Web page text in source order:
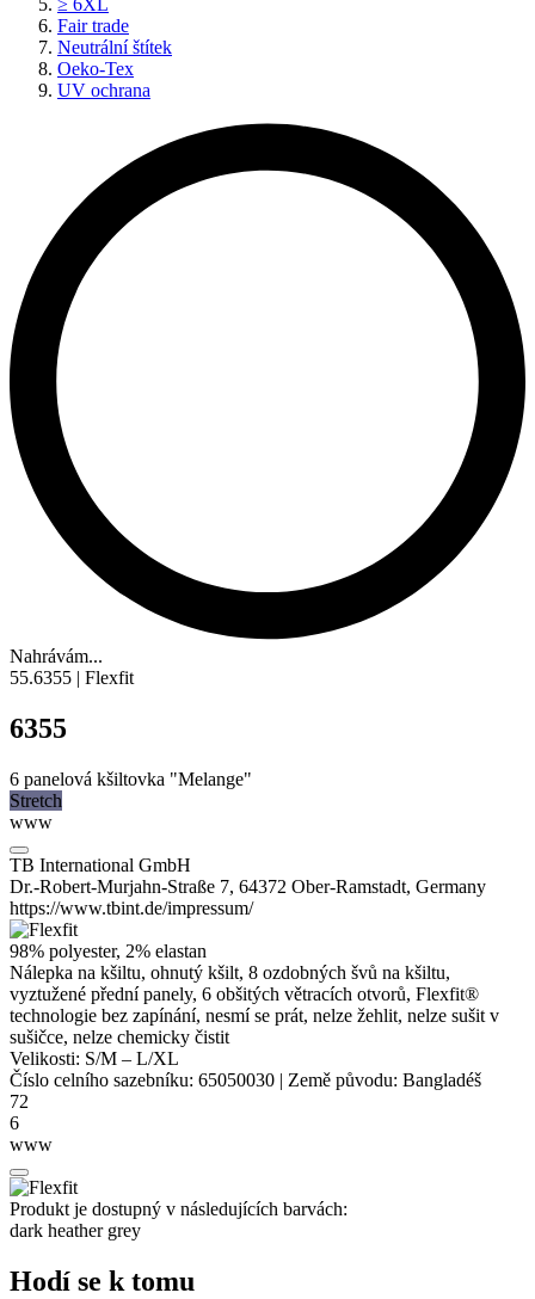
≥ 6XL
Fair trade
Neutrální štítek
Oeko-Tex
UV ochrana
Nahrávám...
55.6355 | Flexfit
6355
6 panelová kšiltovka "Melange"
Stretch
www
TB International GmbH
Dr.-Robert-Murjahn-Straße 7, 64372 Ober-Ramstadt, Germany
https://www.tbint.de/impressum/
98% polyester, 2% elastan
Nálepka na kšiltu, ohnutý kšilt, 8 ozdobných švů na kšiltu,
vyztužené přední panely, 6 obšitých větracích otvorů, Flexfit®
technologie bez zapínání, nesmí se prát, nelze žehlit, nelze sušit v
sušičce, nelze chemicky čistit
Velikosti: S/M – L/XL
Číslo celního sazebníku: 65050030 | Země původu: Bangladéš
72
6
www
Produkt je dostupný v následujících barvách:
dark heather grey
Hodí se k tomu